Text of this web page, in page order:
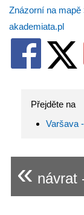
Znázorní na mapě
akademiata.pl
Přejděte na
Varšava
« návrat